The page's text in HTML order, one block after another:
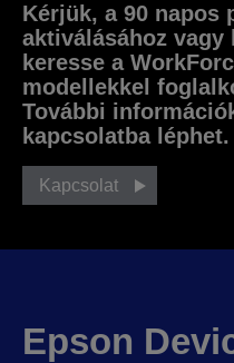
Kérjük, a 90 napos
aktiválásához vagy
keresse a
modellekkel
További
kapcsolatba léphet.
Kapcsolat
Epson